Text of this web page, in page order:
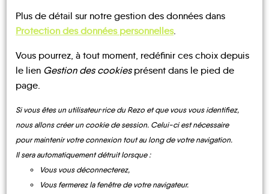
UN AVIS, UN TÉMOIGNAGE
À PARTAGER ?
Les infosMOBILITE
Plus de détail sur notre gestion des données dans
Protection des données personnelles.
Vous pourrez, à tout moment, redéfinir ces choix depuis
le lien Gestion des cookiesprésent dans le pied de
page.
Si vous êtes un utilisateur·rice du Rezo et que vous vous identifiez,
nous allons créer un cookie de session. Celui-ci est nécessaire
pour maintenir votre connexion tout au long de votre navigation.
Il sera automatiquement détruit lorsque :
Vous vous déconnecterez,
Vous fermerez la fenêtre de votre navigateur.